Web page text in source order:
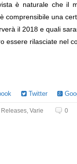
è naturale che il
comprensibile una
il 2018 e quali
essere rilasciate nel
Twitter
Releases, Varie 0